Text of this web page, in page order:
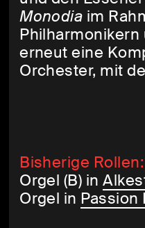
Monodia im
Philharmonikern
erneut eine
Orchester, mit
Bisherige Rollen:
Orgel (B) in
Orgel in Passion